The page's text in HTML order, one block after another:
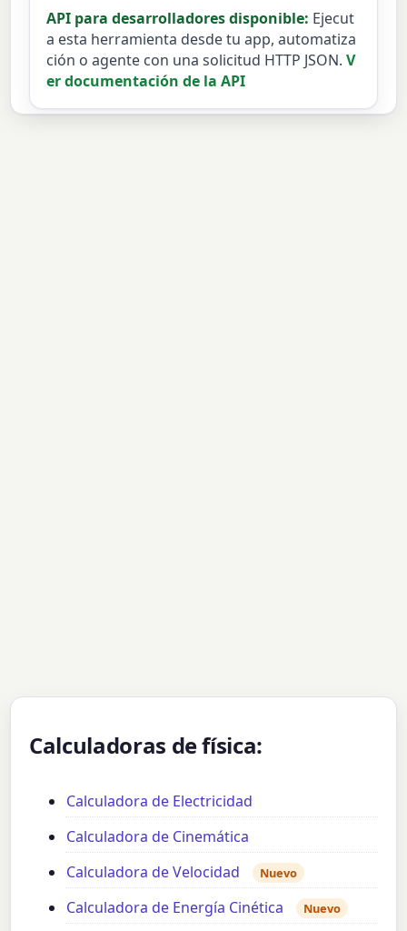
API para desarrolladores disponible: Ejecut
a esta herramienta desde tu app, automatiza
ción o agente con una solicitud HTTP JSON. V
er documentación de la API
Calculadoras de física:
Calculadora de Electricidad
Calculadora de Cinemática
Calculadora de Velocidad
Nuevo
Calculadora de Energía Cinética Nuevo